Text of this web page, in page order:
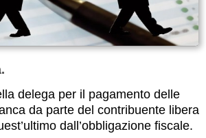
delega per il pagamento delle
da parte del contribuente libera
dall’obbligazione fiscale.